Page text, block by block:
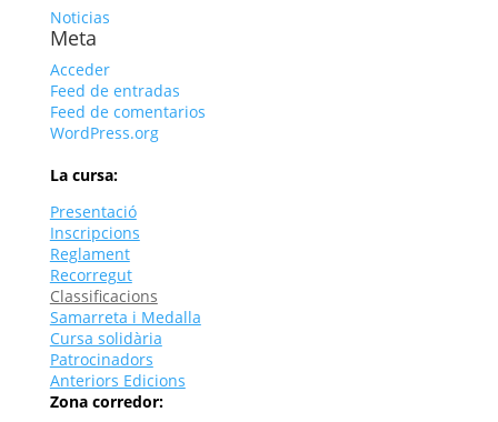
Noticias
Meta
Acceder
Feed de entradas
Feed de comentarios
WordPress.org
La cursa:
Presentació
Inscripcions
Reglament
Recorregut
Classificacions
Samarreta i Medalla
Cursa solidària
Patrocinadors
Anteriors Edicions
Zona corredor: